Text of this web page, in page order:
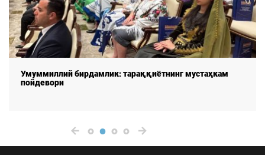
Умуммиллий бирдамлик: тараққиётнинг мустаҳкам
пойдевори